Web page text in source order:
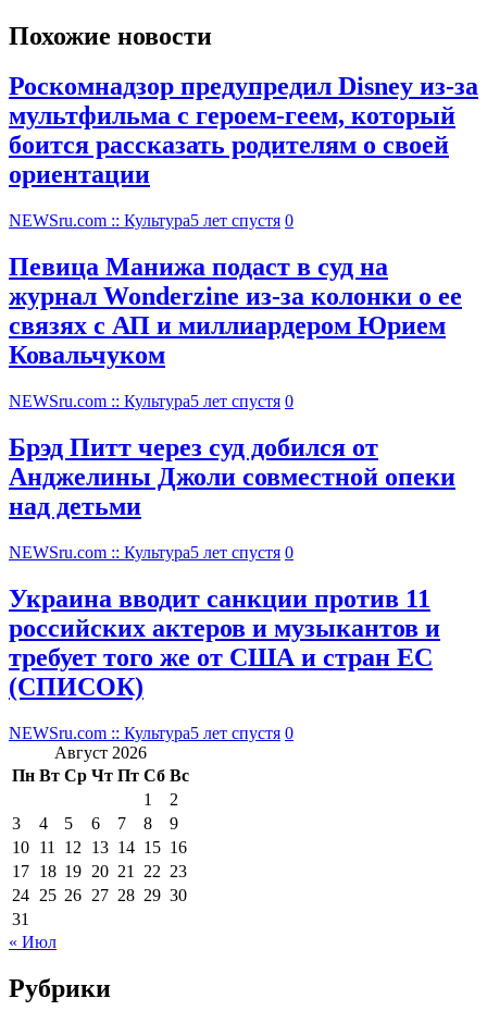
Похожие новости
Роскомнадзор предупредил Disney из-за
мультфильма c героем-геем, который
боится рассказать родителям о своей
ориентации
NEWSru.com :: Культура5 лет спустя 0
Певица Манижа подаст в суд на
журнал Wonderzine из-за колонки о ее
связях с АП и миллиардером Юрием
Ковальчуком
NEWSru.com :: Культура5 лет спустя 0
Брэд Питт через суд добился от
Анджелины Джоли совместной опеки
над детьми
NEWSru.com :: Культура5 лет спустя 0
Украина вводит санкции против 11
российских актеров и музыкантов и
требует того же от США и стран ЕС
(СПИСОК)
NEWSru.com :: Культура5 лет спустя 0
Август 2026
Пн Вт Ср Чт Пт Сб Вс
1
2
3
4 5 6 7 8
9
10 11 12 13 14 15 16
17 18 19 20 21 22 23
24 25 26 27 28 29 30
31
« Июл
Рубрики